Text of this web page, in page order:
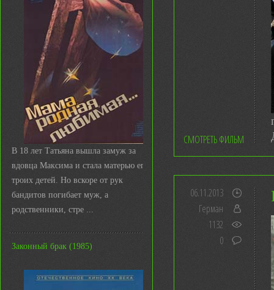
В 18 лет Татьяна вышла замуж за
вдовца Максима и стала матерью его
троих детей. Но вскоре от рук
бандитов погибает муж, а
родственники, стре ...
Законный брак (1985)
СМОТРЕТЬ ФИЛЬМ
06.11.2013
Герман
1132
0